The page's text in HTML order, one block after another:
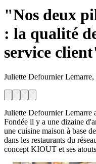
"Nos deux
: la qualité
service
Juliette Defournier Lemarre,
Juliette Defournier Lemarre
Fondée il y a une dizaine
une cuisine maison à base
dans les restaurants du
concept KIOUT et ses